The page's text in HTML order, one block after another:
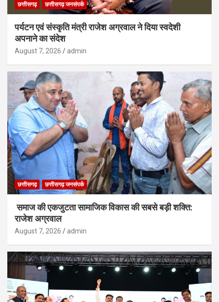
छत्तीसगढ़ छत्तीसगढ़ जनसंपर्क
पर्यटन एवं संस्कृति मंत्री राजेश अग्रवाल ने दिया स्वदेशी
अपनाने का संदेश
August 7, 2026 admin
छत्तीसगढ़ छत्तीसगढ़ जनसंपर्क
समाज की एकजुटता सामाजिक विकास की सबसे बड़ी शक्ति:
राजेश अग्रवाल
August 7, 2026 admin